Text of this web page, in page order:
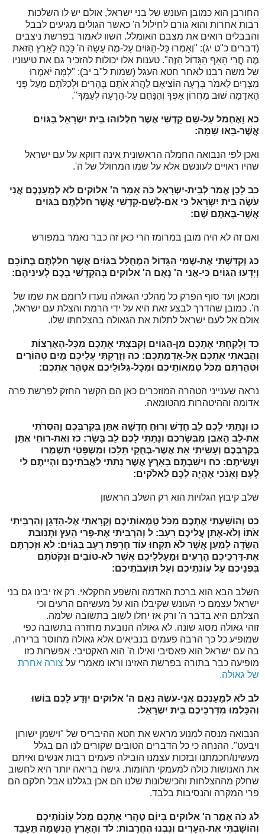
החורבן הוא כמובן העונש של בני ישראל, אולם יש לו השלכות
רבות אחרות והוא גורם לחילול ה' כאשר הגולים מגיעים לבבל
והבבלים רואים את מצבם האומלל. השוו לאמור בפרשת ניצבים
(דברים כ"ט יג): "וְאָמְרוּ כָּל-הַגּוֹיִם עַל-מֶה עָשָׂה ה' כָּכָה לָאָרֶץ הַזֹּאת
מֶה חֳרִי הָאַף הַגָּדוֹל הַזֶּה". טענות אלו יכולות להזכיר גם את טיעוניו
של משה רבנו לאחר חטא העגל (שמות ל"ב יב): "לָמָּה יֹאמְרוּ
מִצְרַיִם לֵאמֹר בְּרָעָה הוֹצִיאָם לַהֲרֹג אֹתָם בֶּהָרִים וּלְכַלֹּתָם מֵעַל פְּנֵי
הָאֲדָמָה שׁוּב מֵחֲרוֹן אַפֶּךָ וְהִנָּחֵם עַל-הָרָעָה לְעַמֶּךָ".
כא וָאֶחְמֹל עַל-שֵׁם קָדְשִׁי אֲשֶׁר חִלְּלוּהוּ בֵּית יִשְׂרָאֵל בַּגּוֹיִם
אֲשֶׁר-בָּאוּ שָׁמָּה:
ואכן לפי הנבואה החמלה הראשונית אינה דווקא על עם ישראל
שהיו ראויים לעונשם אלא על שמו המחולל של ה'.
כב לָכֵן אֱמֹר לְבֵית-יִשְׂרָאֵל כֹּה אָמַר ה' אלוקים לֹא לְמַעַנְכֶם אֲנִי
עֹשֶׂה בֵּית יִשְׂרָאֵל כִּי אִם-לְשֵׁם-קָדְשִׁי אֲשֶׁר חִלַּלְתֶּם בַּגּוֹיִם
אֲשֶׁר-בָּאתֶם שָׁם:
ואם זה לא היה מובן במרומז הרי כאן זה כבר נאמר במפורש
כג וְקִדַּשְׁתִּי אֶת-שְׁמִי הַגָּדוֹל הַמְחֻלָּל בַּגּוֹיִם אֲשֶׁר חִלַּלְתֶּם בְּתוֹכָם
וְיָדְעוּ הַגּוֹיִם כִּי-אֲנִי ה' נְאֻם ה' אלוקים בְּהִקָּדְשִׁי בָכֶם לְעֵינֵיהֶם:
ומכאן ועד סוף הפרק כל מהלכי הגאולה נועדו לרומם את שמו של
ה'. כמובן שהדרך לבצע זאת היא על ידי הרמת והצלת עם ישראל,
אולם אל לעם ישראל לתלות את הגאולה בהצלחתו שלו.
כד וְלָקַחְתִּי אֶתְכֶם מִן-הַגּוֹיִם וְקִבַּצְתִּי אֶתְכֶם מִכָּל-הָאֲרָצוֹת
וְהֵבֵאתִי אֶתְכֶם אֶל-אַדְמַתְכֶם: כה וְזָרַקְתִּי עֲלֵיכֶם מַיִם טְהוֹרִים
וּטְהַרְתֶּם מִכֹּל טֻמְאוֹתֵיכֶם וּמִכָּל-גִּלּוּלֵיכֶם אֲטַהֵר אֶתְכֶם:
נראה שענייני הטהרה המוזכרים כאן הם הקשר החזק לפרשת פרה
אדומה וההיטהרות מהטומאה.
כו וְנָתַתִּי לָכֶם לֵב חָדָשׁ וְרוּחַ חֲדָשָׁה אֶתֵּן בְּקִרְבְּכֶם וַהֲסִרֹתִי
אֶת-לֵב הָאֶבֶן מִבְּשַׂרְכֶם וְנָתַתִּי לָכֶם לֵב בָּשָׂר: כז וְאֶת-רוּחִי אֶתֵּן
בְּקִרְבְּכֶם וְעָשִׂיתִי אֵת אֲשֶׁר-בְּחֻקַּי תֵּלֵכוּ וּמִשְׁפָּטַי תִּשְׁמְרוּ
וַעֲשִׂיתֶם: כח וִישַׁבְתֶּם בָּאָרֶץ אֲשֶׁר נָתַתִּי לַאֲבֹתֵיכֶם וִהְיִיתֶם לִי
לְעָם וְאָנֹכִי אֶהְיֶה לָכֶם לֵאלֹקים:
שלב קיבוץ הגלויות הוא רק השלב הראשון
כט וְהוֹשַׁעְתִּי אֶתְכֶם מִכֹּל טֻמְאוֹתֵיכֶם וְקָרָאתִי אֶל-הַדָּגָן וְהִרְבֵּיתִי
אֹתוֹ וְלֹא-אֶתֵּן עֲלֵיכֶם רָעָב: ל וְהִרְבֵּיתִי אֶת-פְּרִי הָעֵץ וּתְנוּבַת
הַשָּׂדֶה לְמַעַן אֲשֶׁר לֹא תִקְחוּ עוֹד חֶרְפַּת רָעָב בַּגּוֹיִם: לא וּזְכַרְתֶּם
אֶת-דַּרְכֵיכֶם הָרָעִים וּמַעַלְלֵיכֶם אֲשֶׁר לֹא-טוֹבִים וּנְקֹטֹתֶם
בִּפְנֵיכֶם עַל עֲוֹנֹתֵיכֶם וְעַל תּוֹעֲבֹתֵיכֶם:
השלב הבא הוא ברכת האדמה והשפע החקלאי. רק אז יבינו גם בני
ישראל עצמם כי העונש שקיבלו הוא על מעשיהם הרעים וכי
הצלתם היא בדבר ה' ורק אז יחלו לשוב בתשובה שלמה.
זוהי גאולה מסוג שונה. לא גאולה הנובעת מחזרה בתשובה כפי
שמופיע כל כך הרבה פעמים בנביאים אלא גאולה מחוסר ברירה,
בה עם ישראל הוא פאסיבי ואילו ה' הוא האקטיבי. אפשרות כזו
מופיעה כבר בתורה בפרשת האזינו וראו מאמרי על צורה אחרת
של גאולה.
לב לֹא לְמַעַנְכֶם אֲנִי-עֹשֶׂה נְאֻם ה' אלוקים יִוָּדַע לָכֶם בּוֹשׁוּ
וְהִכָּלְמוּ מִדַּרְכֵיכֶם בֵּית יִשְׂרָאֵל:
הנבואה מנסה למנוע מראש את חטא ההיבריס של "וישמן ישורון
ויבעט". ההנחה כי כל הדברים הטובים שקורים לנו הם בגלל
מעשינו/חכמתנו ובזכות עצמנו הובילה פעמים רבות אנשים ואיתם
את האנושות כולה למעמקי תהומות. גישה בריאה יותר היא לחשוב
שחלק מההצלחות והכישלונות שלנו הם אכן בגללנו אבל חלקם הם
פרי המקרה והנסיבות בלבד.
לג כֹּה אָמַר ה' אלוקים בְּיוֹם טַהֲרִי אֶתְכֶם מִכֹּל עֲוֹנוֹתֵיכֶם
וְהוֹשַׁבְתִּי אֶת-הֶעָרִים וְנִבְנוּ הֶחֳרָבוֹת: לד וְהָאָרֶץ הַנְשַׁמָּה תֵּעָבֵד